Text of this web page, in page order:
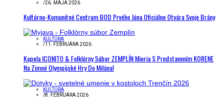
/26. MÁJA 2026
Kultúrno-Komunitné Centrum BOD Prvého Júna Oficiálne Otvára Svoje Brány
KULTÚRA
/11. FEBRUÁRA 2026
Kapela ICONITO & Folklórny Súbor ZEMPLÍN Mieria S Predstavením KORENE
Na Zimné Olympijské Hry Do Milána!
KULTÚRA
/8. FEBRUÁRA 2026